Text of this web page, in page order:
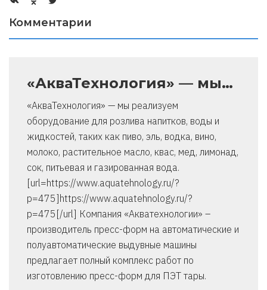
Комментарии
«АкваТехнология» — мы…
«АкваТехнология» — мы реализуем
оборудование для розлива напитков, воды и
жидкостей, таких как пиво, эль, водка, вино,
молоко, растительное масло, квас, мед, лимонад,
сок, питьевая и газированная вода.
[url=https://www.aquatehnology.ru/?
p=475]https://www.aquatehnology.ru/?
p=475[/url] Компания «Акватехнологии» –
производитель пресс-форм на автоматические и
полуавтоматические выдувные машины
предлагает полный комплекс работ по
изготовлению пресс-форм для ПЭТ тары.